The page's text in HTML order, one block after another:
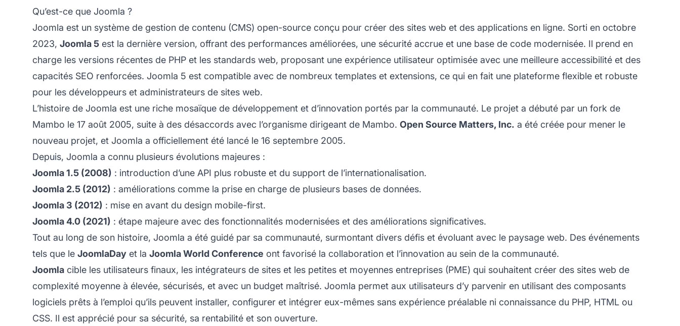
Qu’est-ce que Joomla ?
Joomla est un système de gestion de contenu (CMS) open-source conçu pour créer des sites web et des applications en ligne. Sorti en octobre
2023, Joomla 5 est la dernière version, offrant des performances améliorées, une sécurité accrue et une base de code modernisée. Il prend en
charge les versions récentes de PHP et les standards web, proposant une expérience utilisateur optimisée avec une meilleure accessibilité et des
capacités SEO renforcées. Joomla 5 est compatible avec de nombreux templates et extensions, ce qui en fait une plateforme flexible et robuste
pour les développeurs et administrateurs de sites web.
L’histoire de Joomla est une riche mosaïque de développement et d’innovation portés par la communauté. Le projet a débuté par un fork de
Mambo le 17 août 2005, suite à des désaccords avec l’organisme dirigeant de Mambo. Open Source Matters, Inc. a été créée pour mener le
nouveau projet, et Joomla a officiellement été lancé le 16 septembre 2005.
Depuis, Joomla a connu plusieurs évolutions majeures :
Joomla 1.5 (2008) : introduction d’une API plus robuste et du support de l’internationalisation.
Joomla 2.5 (2012) : améliorations comme la prise en charge de plusieurs bases de données.
Joomla 3 (2012) : mise en avant du design mobile-first.
Joomla 4.0 (2021) : étape majeure avec des fonctionnalités modernisées et des améliorations significatives.
Tout au long de son histoire, Joomla a été guidé par sa communauté, surmontant divers défis et évoluant avec le paysage web. Des événements
tels que le JoomlaDay et la Joomla World Conference ont favorisé la collaboration et l’innovation au sein de la communauté.
Joomla cible les utilisateurs finaux, les intégrateurs de sites et les petites et moyennes entreprises (PME) qui souhaitent créer des sites web de
complexité moyenne à élevée, sécurisés, et avec un budget maîtrisé. Joomla permet aux utilisateurs d’y parvenir en utilisant des composants
logiciels prêts à l’emploi qu’ils peuvent installer, configurer et intégrer eux-mêmes sans expérience préalable ni connaissance du PHP, HTML ou
CSS. Il est apprécié pour sa sécurité, sa rentabilité et son ouverture.